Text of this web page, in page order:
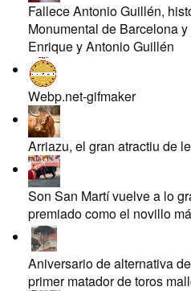
Fallece Antonio Guillén,
Monumental de Barcelona
Enrique y Antonio Guillén
Webp.net-gifmaker
Arriazu, el gran atractiu de
Son San Martí vuelve a lo
premiado como el novillo
Aniversario de alternativa
primer matador de toros